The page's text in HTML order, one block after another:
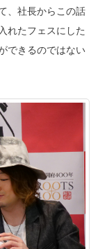
、社長からこの話
れたフェスにした
できるのではない